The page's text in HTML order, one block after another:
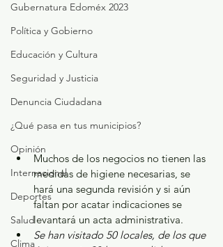
Gubernatura Edoméx 2023
Política y Gobierno
Educación y Cultura
Seguridad y Justicia
Denuncia Ciudadana
¿Qué pasa en tus municipios?
Opinión
Internacional
Deportes
Salud
Clima
Muchos de los negocios no tienen las
medidas de higiene necesarias, se
hará una segunda revisión y si aún
faltan por acatar indicaciones se
levantará un acta administrativa.
Se han visitado 50 locales, de los que